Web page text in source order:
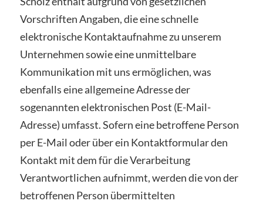
Vorschriften Angaben, die eine schnelle
elektronische Kontaktaufnahme zu unserem
Unternehmen sowie eine unmittelbare
Kommunikation mit uns ermöglichen, was
ebenfalls eine allgemeine Adresse der
sogenannten elektronischen Post (E-Mail-
Adresse) umfasst. Sofern eine betroffene Person
per E-Mail oder über ein Kontaktformular den
Kontakt mit dem für die Verarbeitung
Verantwortlichen aufnimmt, werden die von der
betroffenen Person übermittelten